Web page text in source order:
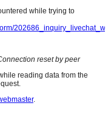
Ukrainian
Urdu
Welsh
Xhosa
Yiddish